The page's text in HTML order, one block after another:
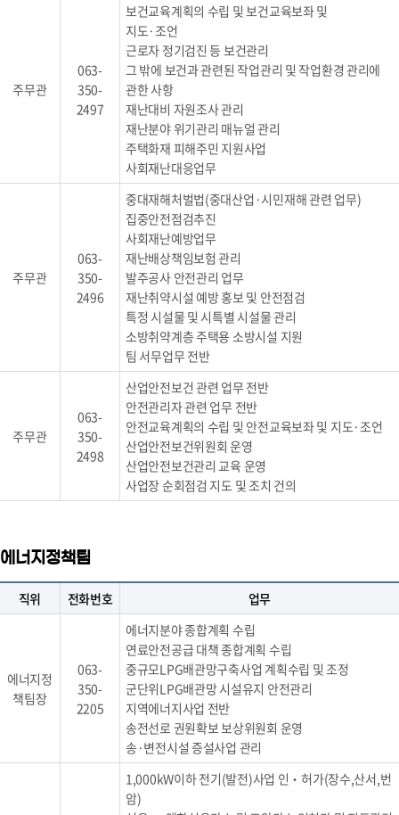
주무관
063-
350-
2497
보건교육계획의 수립 및 보건교육보좌 및
지도·조언
근로자 정기검진 등 보건관리
그 밖에 보건과 관련된 작업관리 및 작업환경 관리에
관한 사항
재난대비 자원조사 관리
재난분야 위기관리 매뉴얼 관리
주택화재 피해주민 지원사업
사회재난대응업무
주무관
063-
350-
2496
중대재해처벌법(중대산업·시민재해 관련 업무)
집중안전점검추진
사회재난예방업무
재난배상책임보험 관리
발주공사 안전관리 업무
재난취약시설 예방 홍보 및 안전점검
특정 시설물 및 시특별 시설물 관리
소방취약계층 주택용 소방시설 지원
팀 서무업무 전반
주무관
063-
350-
2498
산업안전보건 관련 업무 전반
안전관리자 관련 업무 전반
안전교육계획의 수립 및 안전교육보좌 및 지도·조언
산업안전보건위원회 운영
산업안전보건관리 교육 운영
사업장 순회점검 지도 및 조치 건의
에너지정책팀
직위 전화번호 업무
에너지정
책팀장
063-
350-
2205
에너지분야 종합계획 수립
연료안전공급 대책 종합계획 수립
중규모LPG배관망구축사업 계획수립 및 조정
군단위LPG배관망 시설유지 안전관리
지역에너지사업 전반
송전선로 권원확보 보상위원회 운영
송·변전시설 증설사업 관리
1,000kW이하 전기(발전)사업 인‧허가(장수,산서,번
암)